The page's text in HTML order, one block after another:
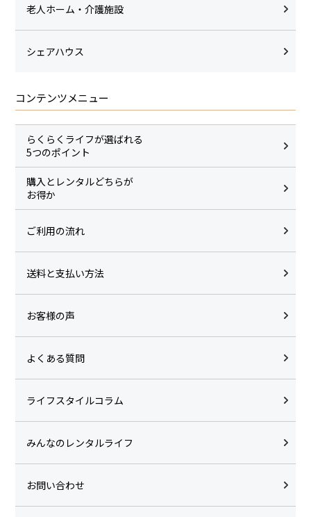
老人ホーム・介護施設
シェアハウス
コンテンツメニュー
らくらくライフが選ばれる
5つのポイント
購入とレンタルどちらが
お得か
ご利用の流れ
送料と支払い方法
お客様の声
よくある質問
ライフスタイルコラム
みんなのレンタルライフ
お問い合わせ